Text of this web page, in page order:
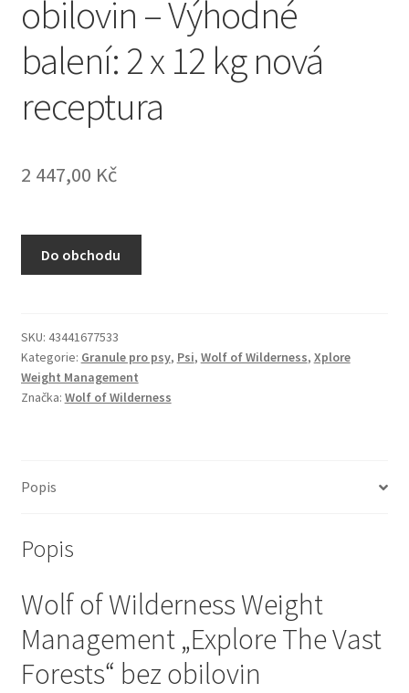
N&D Farmina pro kočky — Italské holistic krmivo
Odpočívadla pro kočky
Pamlsky pro kočky
Purizon pro kočky
Škrabadla pro kočky
Vše pro psy — Krmivo, doplňky, vybavení
Boudy a výběhy
Granule pro psy
Natural Trainer pro psy — Italské krmivo s
Happy Dog — Německá kvalita a přirozené složení
obilovin – Výhodné
balení: 2 x 12 kg nová
receptura
2 447,00 Kč
Do obchodu
SKU: 43441677533
Kategorie: Granule pro psy, Psi, Wolf of Wilderness, Xplore
Weight Management
Značka: Wolf of Wilderness
Popis
Popis
Wolf of Wilderness Weight
Management „Explore The Vast
Forests“ bez obilovin